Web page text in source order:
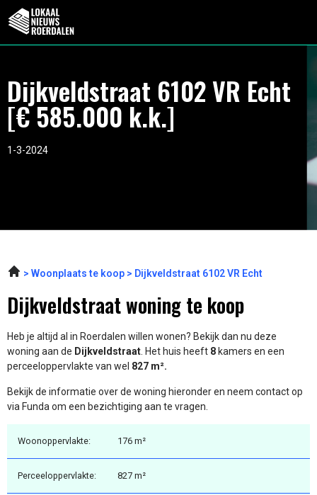
Dijkveldstraat 6102 VR Echt
[€ 585.000 k.k.]
1-3-2024
Woonplaats te koop Dijkveldstraat 6102 VR Echt
Dijkveldstraat woning te koop
Heb je altijd al in Roerdalen willen wonen? Bekijk dan nu deze
woning aan de Dijkveldstraat. Het huis heeft 8 kamers en een
perceeloppervlakte van wel 827 m².
Bekijk de informatie over de woning hieronder en neem contact op
via Funda om een bezichtiging aan te vragen.
Woonoppervlakte: 176 m²
Perceeloppervlakte: 827 m²